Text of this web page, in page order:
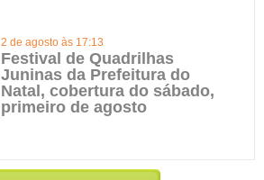
2 de agosto às 17:13
Festival de Quadrilhas
Juninas da Prefeitura do
Natal, cobertura do sábado,
primeiro de agosto